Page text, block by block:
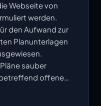
Webseite von
werden.
den Aufwand zur
Planunterlagen
sauber
offenen
und